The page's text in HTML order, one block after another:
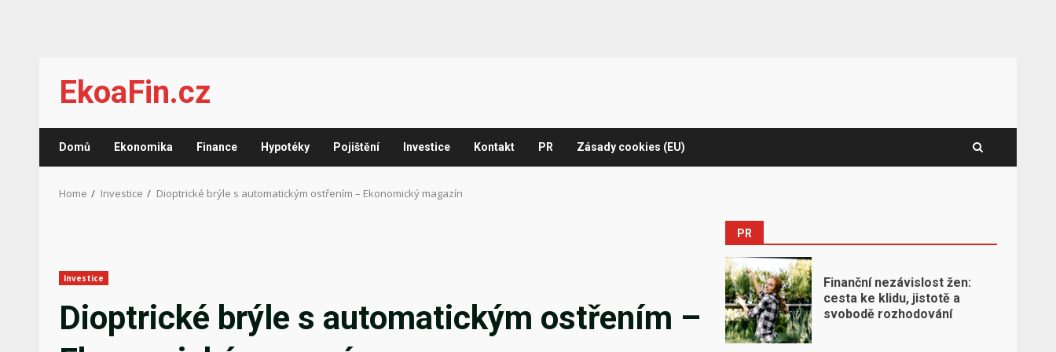
content
EkoaFin.cz
Domů Ekonomika Finance Hypotéky Pojištění Investice Kontakt PR Zásady cookies (EU)
Home Investice Dioptrické brýle s automatickým ostřením – Ekonomický magazín
Investice
Dioptrické brýle s automatickým ostřením –
PR
Finanční nezávislost žen:
cesta ke klidu, jistotě a
svobodě rozhodování